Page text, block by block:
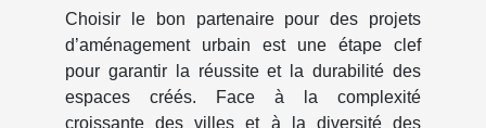
Choisir le bon partenaire pour des projets
d’aménagement urbain est une étape clef
pour garantir la réussite et la durabilité des
espaces créés. Face à la complexité
croissante des villes et à la diversité des